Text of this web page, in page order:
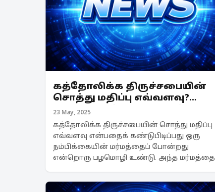
கத்தோலிக்க திருச்சபையின்
சொத்து மதிப்பு எவ்வளவு?
பணம் எங்கிருந்து வருகிறது?
23 May, 2025
கத்தோலிக்க திருச்சபையின் சொத்து மதிப்பு
எவ்வளவு என்பதைக் கண்டுபிடிப்பது ஒரு
நம்பிக்கையின் மர்மத்தைப் போன்றது
என்றொரு பழமொழி உண்டு. அந்த மர்மத்தை
வருகிறது. தேவாலயம் பல பிரிவுகளாக